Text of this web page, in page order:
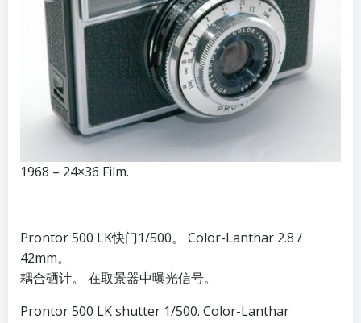
1968 – 24×36 Film.
Prontor 500 LK快门1/500。 Color-Lanthar 2.8 /
42mm。
耦合硒计。 在取景器中曝光信号。
Prontor 500 LK shutter 1/500. Color-Lanthar